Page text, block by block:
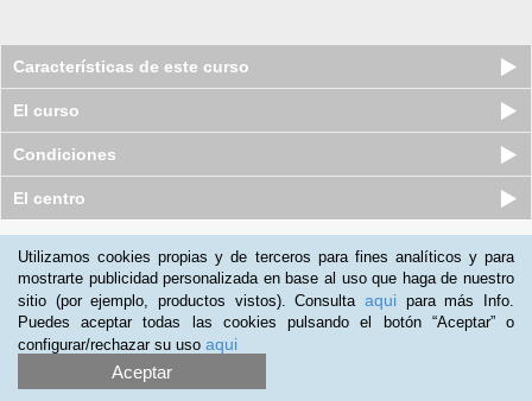
Características de este curso
El curso
Condiciones
El centro
Utilizamos cookies propias y de terceros para fines analíticos y para
mostrarte publicidad personalizada en base al uso que haga de nuestro
sitio (por ejemplo, productos vistos). Consulta aqui para más Info.
Puedes aceptar todas las cookies pulsando el botón “Aceptar” o
configurar/rechazar su uso aqui
Aceptar
Promociona tu negocio |Programa de Afiliación
2012-2026 Aprendum
LLámanos: